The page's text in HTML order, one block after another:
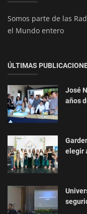
Somos parte de las
el Mundo entero
ÚLTIMAS
José
años
elegir